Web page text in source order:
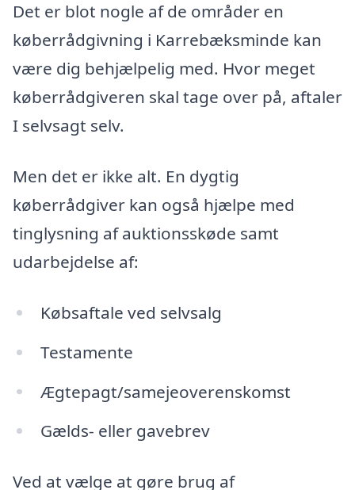
Det er blot nogle af de områder en
køberrådgivning i Karrebæksminde kan
være dig behjælpelig med. Hvor meget
køberrådgiveren skal tage over på, aftaler
I selvsagt selv.
Men det er ikke alt. En dygtig
køberrådgiver kan også hjælpe med
tinglysning af auktionsskøde samt
udarbejdelse af:
Købsaftale ved selvsalg
Testamente
Ægtepagt/samejeoverenskomst
Gælds- eller gavebrev
Ved at vælge at gøre brug af